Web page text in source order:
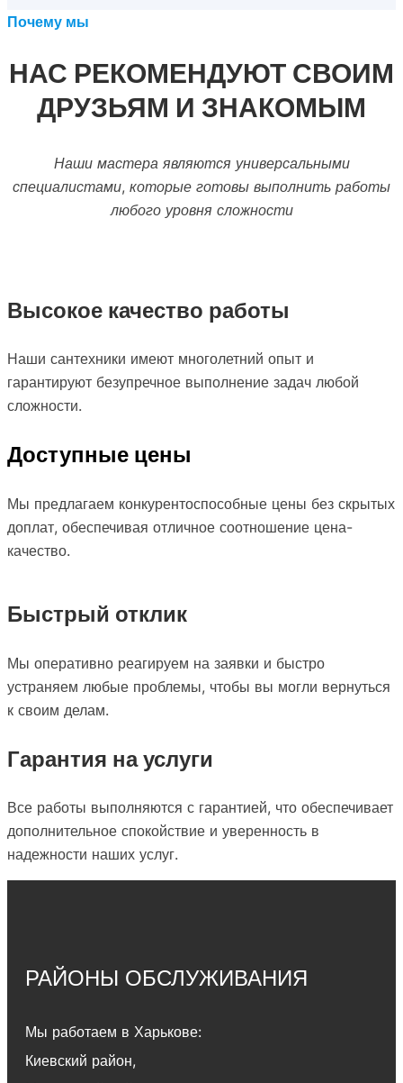
Почему мы
НАС РЕКОМЕНДУЮТ СВОИМ
ДРУЗЬЯМ И ЗНАКОМЫМ
Наши мастера являются универсальными
специалистами, которые готовы выполнить работы
любого уровня сложности
Высокое качество работы
Наши сантехники имеют многолетний опыт и
гарантируют безупречное выполнение задач любой
сложности.
Доступные цены
Мы предлагаем конкурентоспособные цены без скрытых
доплат, обеспечивая отличное соотношение цена-
качество.
Быстрый отклик
Мы оперативно реагируем на заявки и быстро
устраняем любые проблемы, чтобы вы могли вернуться
к своим делам.
Гарантия на услуги
Все работы выполняются с гарантией, что обеспечивает
дополнительное спокойствие и уверенность в
надежности наших услуг.
РАЙОНЫ ОБСЛУЖИВАНИЯ
Мы работаем в Харькове:
Киевский район,